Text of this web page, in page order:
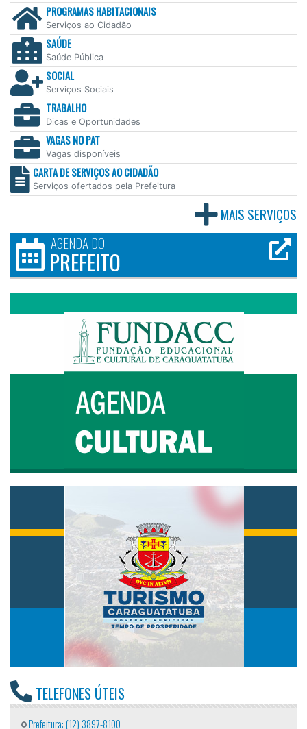
PROGRAMAS HABITACIONAIS
Serviços ao Cidadão
SAÚDE
Saúde Pública
SOCIAL
Serviços Sociais
TRABALHO
Dicas e Oportunidades
VAGAS NO PAT
Vagas disponíveis
CARTA DE SERVIÇOS AO CIDADÃO
Serviços ofertados pela Prefeitura
MAIS SERVIÇOS
AGENDA DO
PREFEITO
TELEFONES ÚTEIS
Prefeitura: (12) 3897-8100